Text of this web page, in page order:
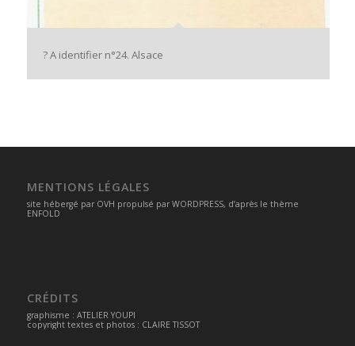
? A identifier n°24. Alsace
MENTIONS LÉGALES
site hébergé par OVH propulsé parWORDPRESS, d’après le thème
ENFOLD
CRÉDITS
graphisme : ATELIER YOUPI
copyright textes et photos : CLAIRE TISSOT